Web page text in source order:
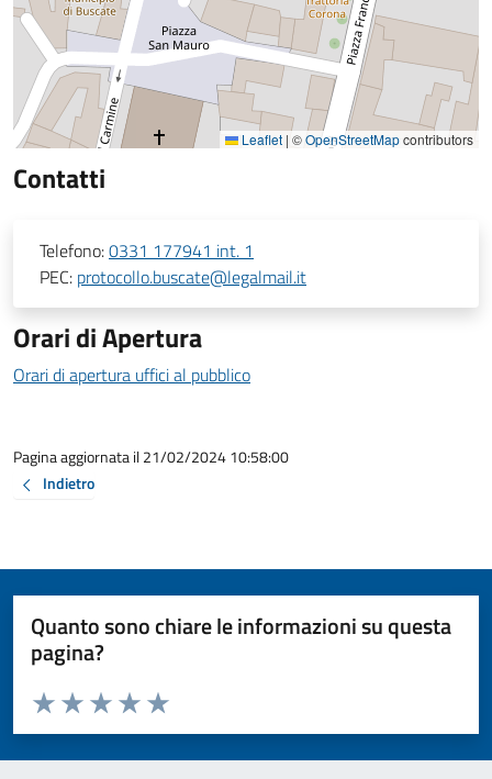
Leaflet | ©OpenStreetMapcontributors
Contatti
Telefono:0331 177941 int. 1
PEC: protocollo.buscate@legalmail.it
Orari di Apertura
Orari di apertura uffici al pubblico
Pagina aggiornata il 21/02/2024 10:58:00
Indietro
Quanto sono chiare le informazioni su questa
pagina?
Valuta da 1 a 5 stelle la pagina
Valuta 5 stelle su 5
Valuta 4 stelle su 5
Valuta 3 stelle su 5
Valuta 2 stelle su 5
Valuta 1 stelle su 5